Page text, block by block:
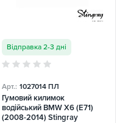
Відправка 2-3 дні
Арт.: 1027014 ПЛ
Гумовий килимок
водійський BMW X6 (E71)
(2008-2014) Stingray